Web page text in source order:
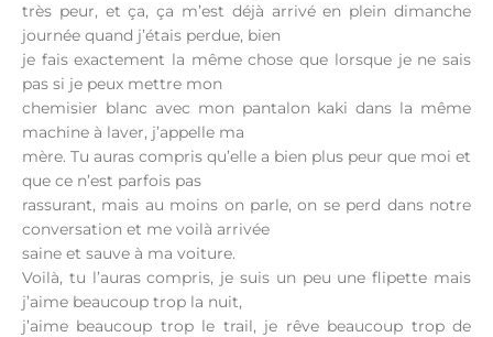
très peur, et ça, ça m’est déjà arrivé en plein dimanche
journée quand j’étais perdue, bien
je fais exactement la même chose que lorsque je ne sais
pas si je peux mettre mon
chemisier blanc avec mon pantalon kaki dans la même
machine à laver, j’appelle ma
mère. Tu auras compris qu’elle a bien plus peur que moi et
que ce n’est parfois pas
rassurant, mais au moins on parle, on se perd dans notre
conversation et me voilà arrivée
saine et sauve à ma voiture.
Voilà, tu l’auras compris, je suis un peu une flipette mais
j’aime beaucoup trop la nuit,
j’aime beaucoup trop le trail, je rêve beaucoup trop de